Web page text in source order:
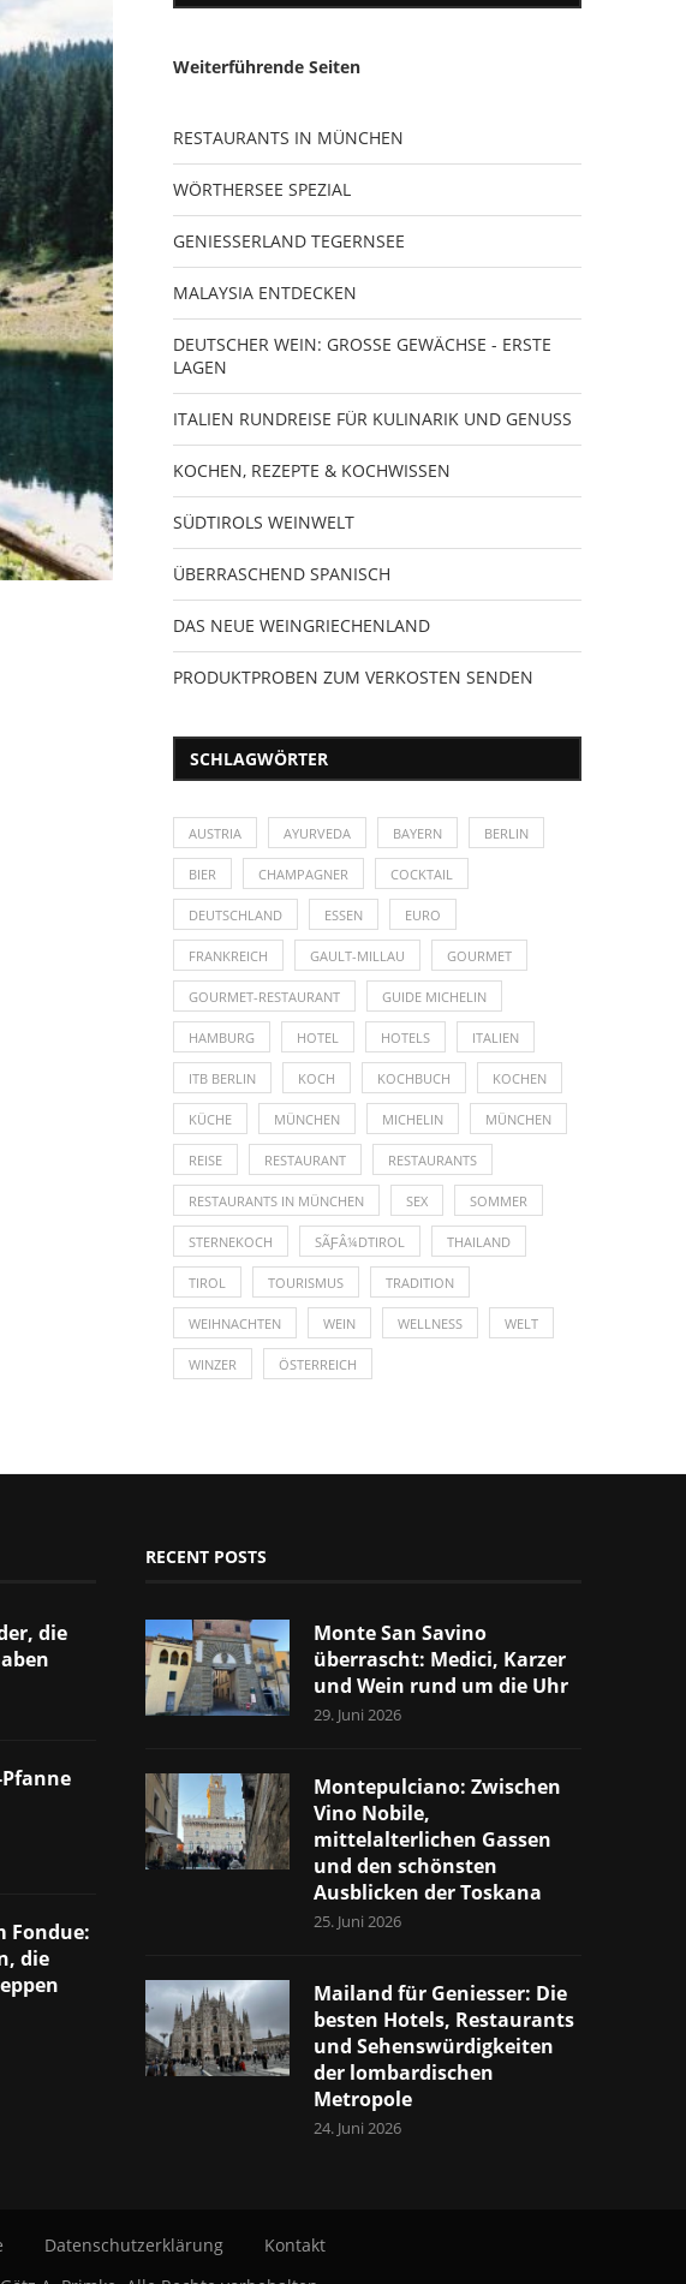
Weiterführende Seiten
RESTAURANTS IN MÜNCHEN
WÖRTHERSEE SPEZIAL
GENIESSERLAND TEGERNSEE
MALAYSIA ENTDECKEN
DEUTSCHER WEIN: GROSSE GEWÄCHSE - ERSTE
LAGEN
ITALIEN RUNDREISE FÜR KULINARIK UND GENUSS
KOCHEN, REZEPTE & KOCHWISSEN
SÜDTIROLS WEINWELT
ÜBERRASCHEND SPANISCH
DAS NEUE WEINGRIECHENLAND
PRODUKTPROBEN ZUM VERKOSTEN SENDEN
SCHLAGWÖRTER
AUSTRIA AYURVEDA BAYERN BERLIN
BIER CHAMPAGNER COCKTAIL
DEUTSCHLAND ESSEN EURO
FRANKREICH GAULT-MILLAU GOURMET
GOURMET-RESTAURANT GUIDE MICHELIN
HAMBURG HOTEL HOTELS ITALIEN
ITB BERLIN KOCH KOCHBUCH KOCHEN
KÜCHE MÜNCHEN MICHELIN MÜNCHEN
REISE RESTAURANT RESTAURANTS
RESTAURANTS IN MÜNCHEN SEX SOMMER
STERNEKOCH SÃƑÂ¼DTIROL THAILAND
TIROL TOURISMUS TRADITION
WEIHNACHTEN WEIN WELLNESS WELT
WINZER ÖSTERREICH
die
Fondue:
die
RECENT POSTS
Monte San Savino
überrascht: Medici, Karzer
und Wein rund um die Uhr
29. Juni 2026
Montepulciano: Zwischen
Vino Nobile,
mittelalterlichen Gassen
und den schönsten
Ausblicken der Toskana
25. Juni 2026
Mailand für Geniesser: Die
besten Hotels, Restaurants
und Sehenswürdigkeiten
der lombardischen
Metropole
24. Juni 2026
Datenschutzerklärung
Kontakt